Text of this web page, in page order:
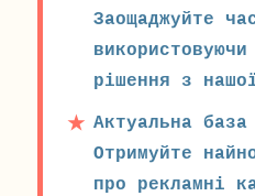
Заощаджуйте
рішення з
Актуальна база
Отримуйте
про рекламні